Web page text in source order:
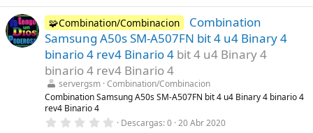
0
0
e
s
t
r
e
l
l
a
s
🧩Combination/Combinacion
Combination
Samsung A50s SM-A507FN bit 4 u4 Binary 4
binario 4 rev4 Binario 4 bit 4 u4 Binary 4
binario 4 rev4 Binario 4
servergsm Combination/Combinacion
Combination Samsung A50s SM-A507FN bit 4 u4 Binary 4 binario 4
rev4 Binario 4
0 Descargas 0 20 Abr 2020